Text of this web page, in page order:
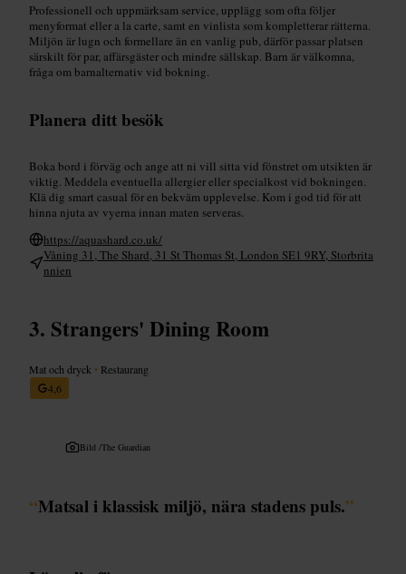
Professionell och uppmärksam service, upplägg som ofta följer
menyformat eller a la carte, samt en vinlista som kompletterar rätterna.
Miljön är lugn och formellare än en vanlig pub, därför passar platsen
särskilt för par, affärsgäster och mindre sällskap. Barn är välkomna,
fråga om barnalternativ vid bokning.
Planera ditt besök
Boka bord i förväg och ange att ni vill sitta vid fönstret om utsikten är
viktig. Meddela eventuella allergier eller specialkost vid bokningen.
Klä dig smart casual för en bekväm upplevelse. Kom i god tid för att
hinna njuta av vyerna innan maten serveras.
https://aquashard.co.uk/
Våning 31, The Shard, 31 St Thomas St, London SE1 9RY, Storbrita
nnien
Strangers' Dining Room
Mat och dryck • Restaurang
4,6
Bild /The Guardian
“Matsal i klassisk miljö, nära stadens puls.”